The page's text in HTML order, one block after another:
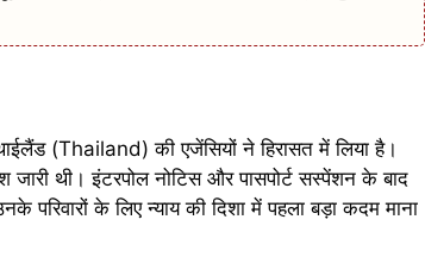
(Thailand) की एजेंसियों ने हिरासत में लिया है।
थी। इंटरपोल नोटिस और पासपोर्ट सस्पेंशन के बाद
परिवारों के लिए न्याय की दिशा में पहला बड़ा कदम माना